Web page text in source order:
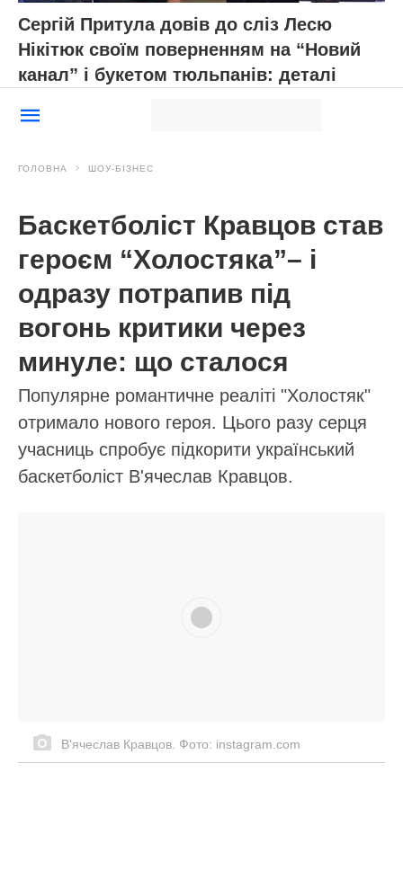
Сергій Притула довів до сліз Лесю
Нікітюк своїм поверненням на “Новий
канал” і букетом тюльпанів: деталі